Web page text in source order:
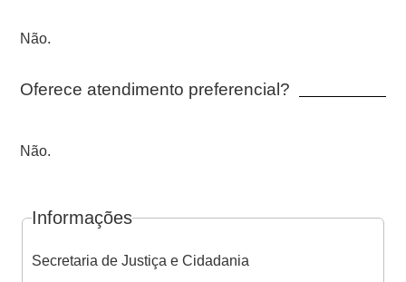
Não.
Oferece atendimento preferencial?
Não.
Informações
Secretaria de Justiça e Cidadania